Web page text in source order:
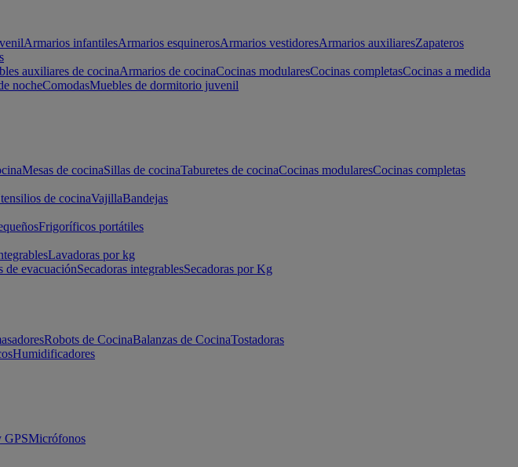
Armarios infantilesArmarios esquinerosArmarios vestidoresArmarios auxiliaresZapateros
auxiliares de cocinaArmarios de cocinaCocinas modularesCocinas completasCocinas a medida
nocheComodasMuebles de dormitorio juvenil
Mesas de cocinaSillas de cocinaTaburetes de cocinaCocinas modularesCocinas completas
de cocinaVajillaBandejas
Frigoríficos portátiles
Lavadoras por kg
de evacuaciónSecadoras integrablesSecadoras por Kg
Robots de CocinaBalanzas de CocinaTostadoras
Humidificadores
GPSMicrófonos